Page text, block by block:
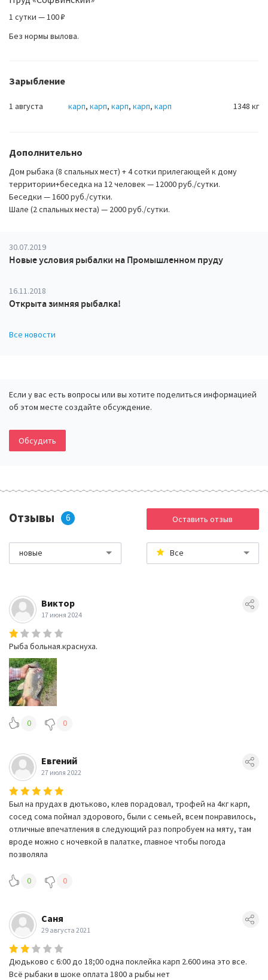
1 сутки — 100 ₽
Без нормы вылова.
Зарыбление
1 августа карп, карп, карп, карп, карп 1348 кг
Дополнительно
Дом рыбака (8 спальных мест) + 4 сотки прилегающей к дому
территории+беседка на 12 человек — 12000 руб./сутки.
Беседки — 1600 руб./сутки.
Шале (2 спальных места) — 2000 руб./сутки.
30.07.2019
Новые условия рыбалки на Промышленном пруду
16.11.2018
Открыта зимняя рыбалка!
Все новости
Если у вас есть вопросы или вы хотите поделиться информацией
об этом месте создайте обсуждение.
Обсудить
Отзывы 6 Оставить отзыв
новые Все
Виктор
17 июня 2024
Рыба больная.краснуха.
0 0
Евгений
27 июля 2022
Был на прудах в дютьково, клев порадовал, трофей на 4кг карп,
сосед сома поймал здорового, были с семьей, всем понравилось,
отличные впечатления в следующий раз попробуем на мяту, там
вроде можно с ночевкой в палатке, главное чтобы погода
позволяла
0 0
Саня
29 августа 2021
Дюдьково с 6:00 до 18;00 одна поклейка карп 2.600 ина это все.
Всё рыбаки в шоке оплата 1800 а рыбы нет